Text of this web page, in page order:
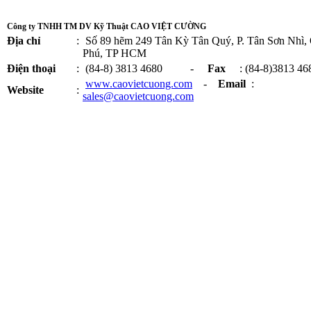
Công ty TNHH TM DV Kỹ Thuật CAO VIỆT CƯỜNG
Địa chỉ :
Số 89 hẽm 249 Tân Kỳ Tân Quý, P. Tân Sơn Nhì,
Phú, TP HCM
Điện thoại
: (84-8) 3813 4680 - Fax
: (84-8)3813
Website
:
www.caovietcuong.com - Email :
sales@caovietcuong.com